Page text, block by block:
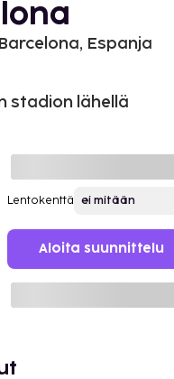
Espanja
stadion lähellä
Lentokenttä
Aloita suunnittelu